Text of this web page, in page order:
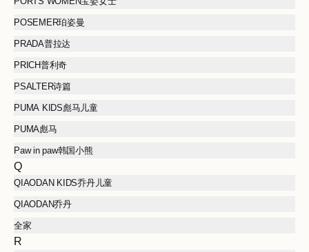
POSEMER珀姿曼
PRADA普拉达
PRICH普利奇
PSALTER诗篇
PUMA KIDS彪马儿童
PUMA彪马
Paw in paw韩国小熊
Q
QIAODAN KIDS乔丹儿童
QIAODAN乔丹
全家
R